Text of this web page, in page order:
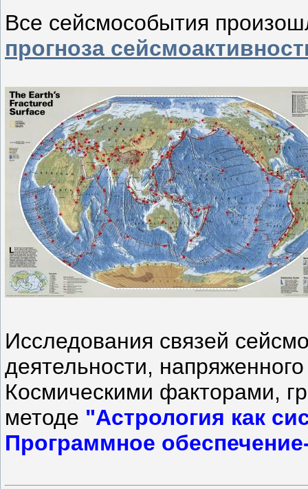
Все сейсмособытия
прогноза
Исследования связей
деятельности,
Космическими факторами,
методе "Астрология как
Программное